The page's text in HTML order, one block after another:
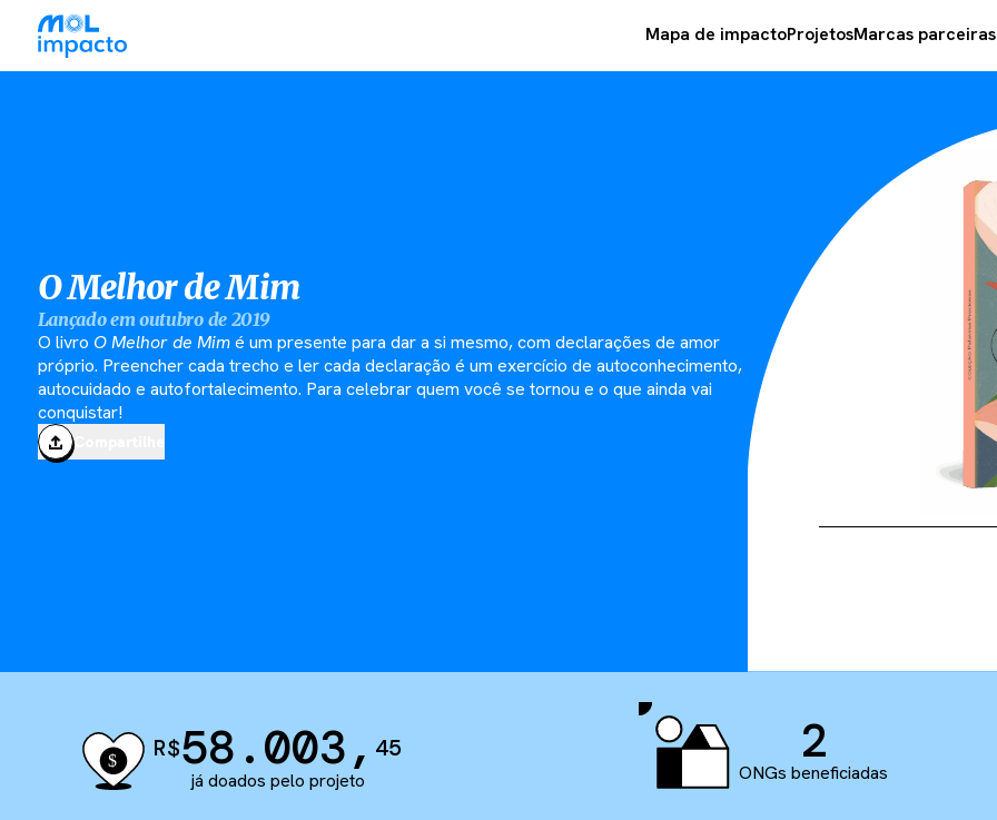
Mapa de impactoProjetosMarcas parceiras
O Melhor de Mim
Lançado em outubro de 2019
O livro O Melhor de Mimé um presente para dar a si mesmo, com declarações de amor
próprio. Preencher cada trecho e ler cada declaração é um exercício de autoconhecimento,
autocuidado e autofortalecimento. Para celebrar quem você se tornou e o que ainda vai
conquistar!
Compartilhe
R$58.003, 45
já doados pelo projeto
2
ONGs beneficiadas